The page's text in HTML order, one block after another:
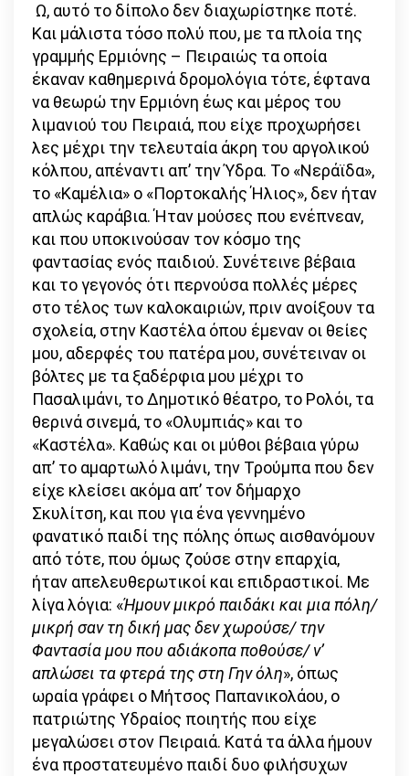
Ω, αυτό το δίπολο δεν διαχωρίστηκε ποτέ.
Και μάλιστα τόσο πολύ που, με τα πλοία της
γραμμής Ερμιόνης – Πειραιώς τα οποία
έκαναν καθημερινά δρομολόγια τότε, έφτανα
να θεωρώ την Ερμιόνη έως και μέρος του
λιμανιού του Πειραιά, που είχε προχωρήσει
λες μέχρι την τελευταία άκρη του αργολικού
κόλπου, απέναντι απ’ την Ύδρα. Το «Νεράϊδα»,
το «Καμέλια» ο «Πορτοκαλής Ήλιος», δεν ήταν
απλώς καράβια. Ήταν μούσες που ενέπνεαν,
και που υποκινούσαν τον κόσμο της
φαντασίας ενός παιδιού. Συνέτεινε βέβαια
και το γεγονός ότι περνούσα πολλές μέρες
στο τέλος των καλοκαιριών, πριν ανοίξουν τα
σχολεία, στην Καστέλα όπου έμεναν οι θείες
μου, αδερφές του πατέρα μου, συνέτειναν οι
βόλτες με τα ξαδέρφια μου μέχρι το
Πασαλιμάνι, το Δημοτικό θέατρο, το Ρολόι, τα
θερινά σινεμά, το «Ολυμπιάς» και το
«Καστέλα». Καθώς και οι μύθοι βέβαια γύρω
απ’ το αμαρτωλό λιμάνι, την Τρούμπα που δεν
είχε κλείσει ακόμα απ’ τον δήμαρχο
Σκυλίτση, και που για ένα γεννημένο
φανατικό παιδί της πόλης όπως αισθανόμουν
από τότε, που όμως ζούσε στην επαρχία,
ήταν απελευθερωτικοί και επιδραστικοί. Με
λίγα λόγια: «Ήμουν μικρό παιδάκι και μια πόλη/
μικρή σαν τη δική μας δεν χωρούσε/ την
Φαντασία μου που αδιάκοπα ποθούσε/ ν’
απλώσει τα φτερά της στη Γην όλη», όπως
ωραία γράφει ο Μήτσος Παπανικολάου, ο
πατριώτης Υδραίος ποιητής που είχε
μεγαλώσει στον Πειραιά. Κατά τα άλλα ήμουν
ένα προστατευμένο παιδί δυο φιλήσυχων